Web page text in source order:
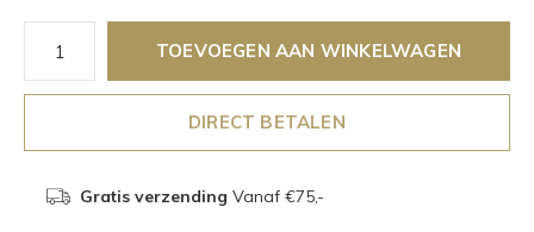
TOEVOEGEN AAN WINKELWAGEN
DIRECT BETALEN
Gratis verzending Vanaf €75,-